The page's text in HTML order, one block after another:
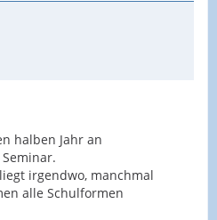
halben Jahr an
irgendwo, manchmal
alle Schulformen